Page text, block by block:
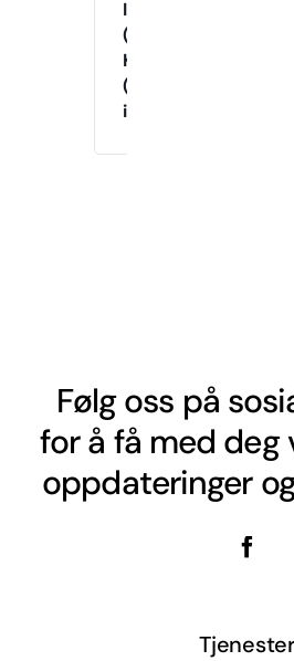
Instruktør
(Tirsdag
Kveld)
(Drop-
in)
Følg oss på
for å få med deg
oppdateringer